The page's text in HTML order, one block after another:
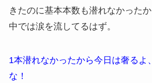
きたのに基本本数も潜れなかった
中では涙を流してるはず。
1本潜れなかったから今日は奢るよ
な！